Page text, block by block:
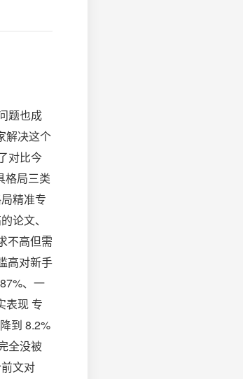
题也成
解决这个
对比今
格局三类
精准专
论文、
不高但需
高对新手
、一
表现 专
到 8.2%
全没被
文对